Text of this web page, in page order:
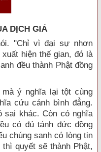
DỊCH GIẢ
"Chỉ vì đại sự nhơn
hiện thế gian, đó là
đều thành Phật đồng
ý nghĩa lại tột cùng
cứu cánh bình đẳng.
sai khác. Còn có nghĩa
có đủ tánh đức đồng
chúng sanh có lòng tin
quyết sẽ thành Phật,